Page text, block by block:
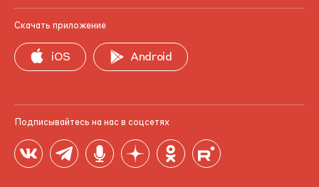
Скачать приложение
iOS Android
Подписывайтесь на нас в соцсетях